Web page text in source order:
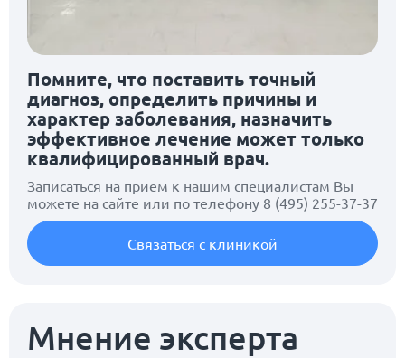
Помните, что поставить точный
диагноз, определить причины и
характер заболевания, назначить
эффективное лечение может только
квалифицированный врач.
Записаться на прием к нашим специалистам Вы
можете на сайте или по телефону 8 (495) 255-37-37
Связаться с клиникой
Мнение эксперта